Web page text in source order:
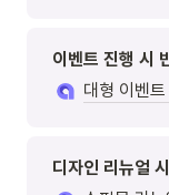
이벤트 진행 시
대형 이벤
디자인 리뉴얼